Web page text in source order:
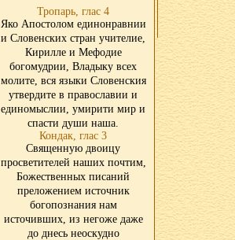
Тропарь, глас 4
Яко Апостолом единонравнии
и Словенских стран учителие,
Кирилле и Мефодие
богомудрии, Владыку всех
молите, вся языки Словенския
утвердите в православии и
единомыслии, умирити мир и
спасти души наша.
Кондак, глас 3
Священную двоицу
просветителей наших почтим,
Божественных писаний
преложением источник
богопознания нам
источивших, из негоже даже
до днесь неоскудно